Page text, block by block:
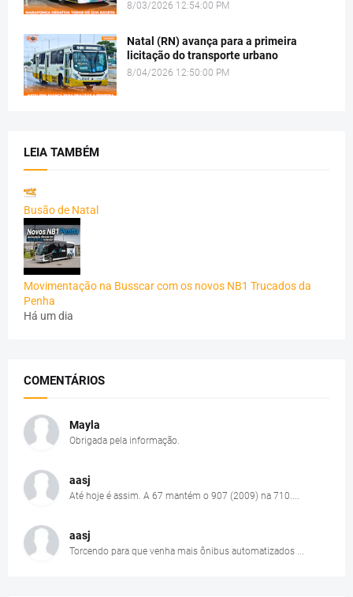
8/03/2026 12:54:00 PM
Natal (RN) avança para a primeira
licitação do transporte urbano
8/04/2026 12:50:00 PM
LEIA TAMBÉM
Busão de Natal
Movimentação na Busscar com os novos NB1 Trucados da
Penha
Há um dia
COMENTÁRIOS
Mayla
Obrigada pela informação.
aasj
Até hoje é assim. A 67 mantém o 907 (2009) na 710....
aasj
Torcendo para que venha mais ônibus automatizados ...